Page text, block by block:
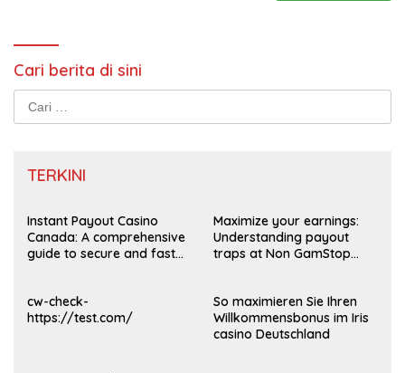
Cari berita di sini
Cari
untuk:
TERKINI
Instant Payout Casino
Canada: A comprehensive
guide to secure and fast
Maximize your earnings:
Understanding payout
traps at Non GamStop
cw-check-
https://test.com/
So maximieren Sie Ihren
Willkommensbonus im Iris
casino Deutschland